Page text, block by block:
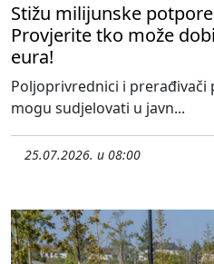
Stižu milijunske
Provjerite tko može
eura!
Poljoprivrednici i
mogu sudjelovati u javn...
25.07.2026. u 08:00